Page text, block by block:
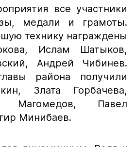
все участники
медали и грамоты.
технику награждены
Ислам Шатыков,
Андрей Чибинев.
района получили
Злата Горбачева,
Магомедов, Павел
Минибаев.